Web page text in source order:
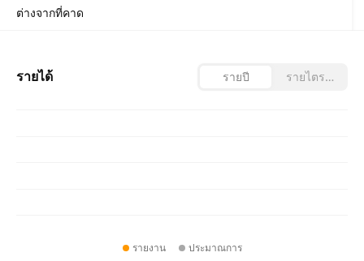
ต่างจากที่คาด
รายได้ รายปี รายไตรมาส
รายงาน ประมาณการ